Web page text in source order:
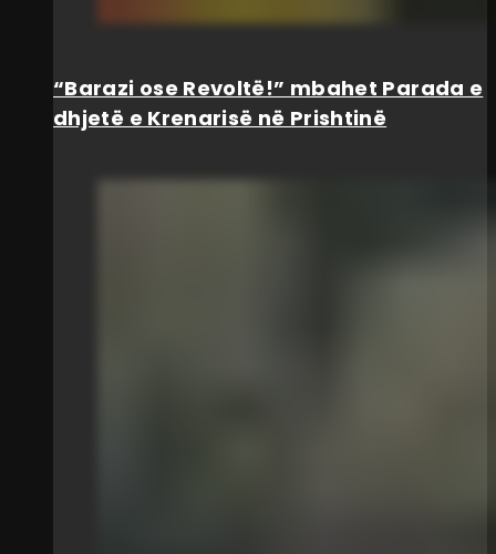
“Barazi ose Revoltë!” mbahet Parada e
dhjetë e Krenarisë në Prishtinë